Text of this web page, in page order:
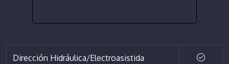
Dirección Hidráulica/Electroasistida